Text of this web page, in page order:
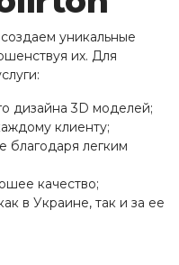
уникальные
их. Для
дизайна 3D моделей;
клиенту;
благодаря легким
качество;
в Украине, так и за ее